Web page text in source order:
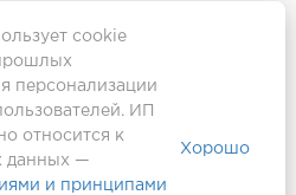
cookie
персонализации
ИП
относится к
данных —
и принципами
Хорошо